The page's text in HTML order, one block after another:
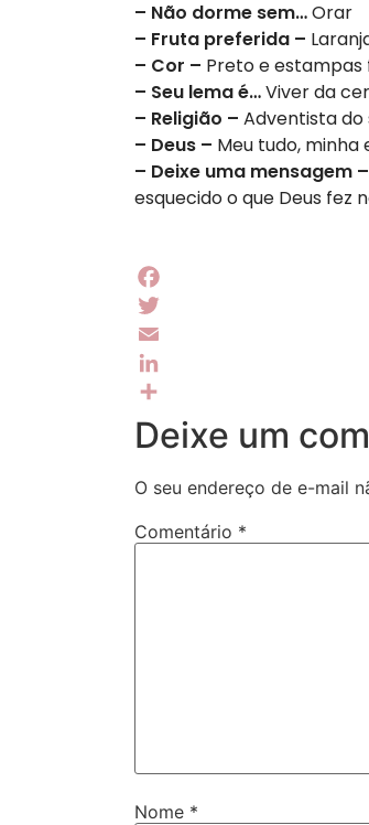
– Não dorme sem…Orar
– Fruta preferida –
– Cor – Preto e estampas
– Seu lema é…Viver da
– Religião – Adventista do
– Deus – Meu tudo, minha
– Deixe uma mensagem –
esquecido o que Deus fez
Facebook
Twitter
Email
LinkedIn
Share
Deixe um
O seu endereço de e-mail
Comentário *
Nome *